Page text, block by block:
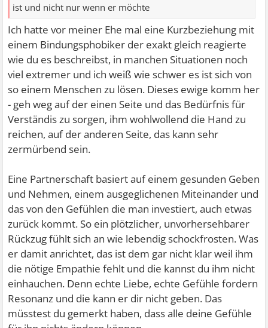
ist und nicht nur wenn er möchte
Ich hatte vor meiner Ehe mal eine Kurzbeziehung mit
einem Bindungsphobiker der exakt gleich reagierte
wie du es beschreibst, in manchen Situationen noch
viel extremer und ich weiß wie schwer es ist sich von
so einem Menschen zu lösen. Dieses ewige komm her
- geh weg auf der einen Seite und das Bedürfnis für
Verständis zu sorgen, ihm wohlwollend die Hand zu
reichen, auf der anderen Seite, das kann sehr
zermürbend sein.
Eine Partnerschaft basiert auf einem gesunden Geben
und Nehmen, einem ausgeglichenen Miteinander und
das von den Gefühlen die man investiert, auch etwas
zurück kommt. So ein plötzlicher, unvorhersehbarer
Rückzug fühlt sich an wie lebendig schockfrosten. Was
er damit anrichtet, das ist dem gar nicht klar weil ihm
die nötige Empathie fehlt und die kannst du ihm nicht
einhauchen. Denn echte Liebe, echte Gefühle fordern
Resonanz und die kann er dir nicht geben. Das
müsstest du gemerkt haben, dass alle deine Gefühle